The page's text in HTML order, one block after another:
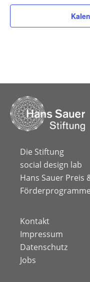
Die Stiftung
social design lab
Hans Sauer Preis
Förderprogramme
Kontakt
Impressum
Datenschutz
Jobs